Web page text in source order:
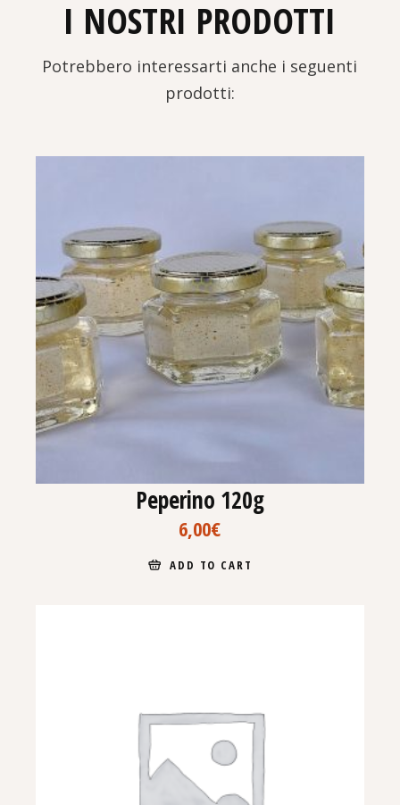
I NOSTRI PRODOTTI
Potrebbero interessarti anche i seguenti
prodotti:
Peperino 120g
6,00€
ADD TO CART